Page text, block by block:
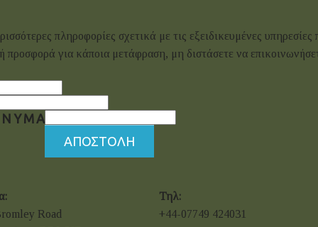
πληροφορίες σχετικά με τις εξειδικευμένες υπηρεσίες
προσφορά για κάποια μετάφραση, μη διστάσετε να
ΑΠΟΣΤΟΛΗ
Road
Τηλ:
+44-07749 424031